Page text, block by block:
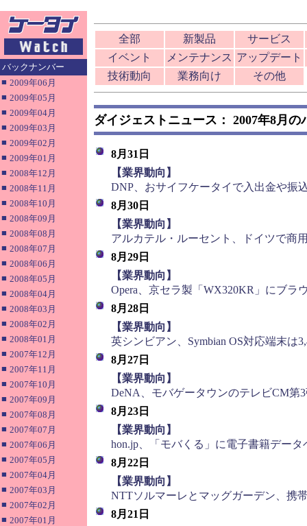
バックナンバー
■ 2009年06月
■ 2009年05月
■ 2009年04月
■ 2009年03月
■ 2009年02月
■ 2009年01月
■ 2008年12月
■ 2008年11月
■ 2008年10月
■ 2008年09月
■ 2008年08月
■ 2008年07月
■ 2008年06月
■ 2008年05月
■ 2008年04月
■ 2008年03月
■ 2008年02月
■ 2008年01月
■ 2007年12月
■ 2007年11月
■ 2007年10月
■ 2007年09月
■ 2007年08月
■ 2007年07月
■ 2007年06月
■ 2007年05月
■ 2007年04月
■ 2007年03月
■ 2007年02月
■ 2007年01月
全部 新製品 サービス
イベント
メンテナンス アップデート
技術動向
業務向け その他
ダイジェストニュース： 2007年8月の
8月31日
【業界動向】
DNP、おサイフケータイで入出金や振
8月30日
【業界動向】
アルカテル・ルーセント、ドイツで商
8月29日
【業界動向】
Opera、京セラ製「WX320KR」にブラ
8月28日
【業界動向】
英シンビアン、Symbian OS対応端末は
8月27日
【業界動向】
DeNA、モバゲータウンのテレビCM第
8月23日
【業界動向】
hon.jp、「モバくる」に電子書籍データ
8月22日
【業界動向】
NTTソルマーレとマッグガーデン、携
8月21日